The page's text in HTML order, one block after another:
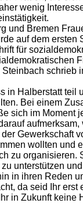
wenig
und Bremen
auf dem ersten
für
schrieb
Halberstatt teil
Bei einem
sich im Moment
aufmerksam,
Gewerkschaft
wollten und
zu organisieren.
unterstützen
in ihren Reden
da seid Ihr erst
in Zukunft keine